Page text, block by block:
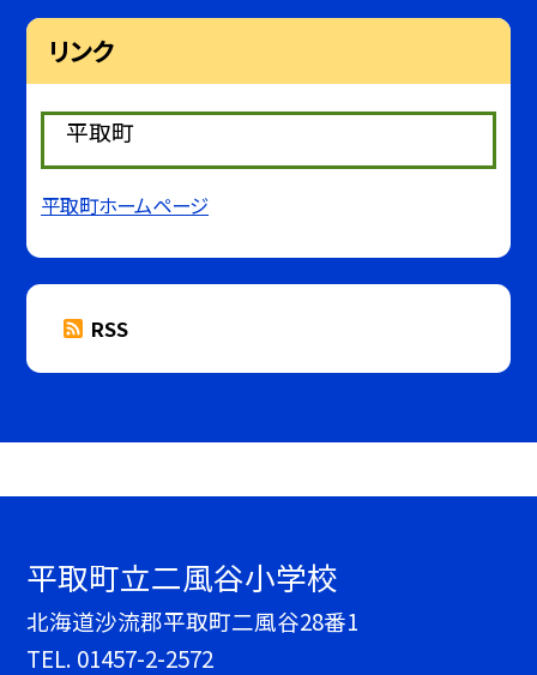
リンク
平取町
平取町ホームページ
RSS
平取町立二風谷小学校
北海道沙流郡平取町二風谷28番1
TEL. 01457-2-2572